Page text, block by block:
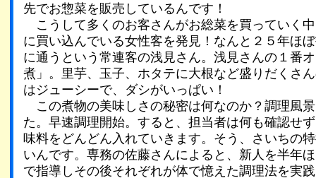
先でお惣菜を販売しているんです！
こうして多くのお客さんがお総菜を買っていく
に買い込んでいる女性客を発見！なんと２５年ほ
に通うという常連客の浅見さん。浅見さんの１番
煮」。里芋、玉子、ホタテに大根など盛りだくさ
はジューシーで、ダシがいっぱい！
この煮物の美味しさの秘密は何なのか？調理風
た。早速調理開始。すると、担当者は何も確認せ
味料をどんどん入れていきます。そう、さいちの
いんです。専務の佐藤さんによると、新人を半年
で指導しその後それぞれが体で憶えた調理法を実